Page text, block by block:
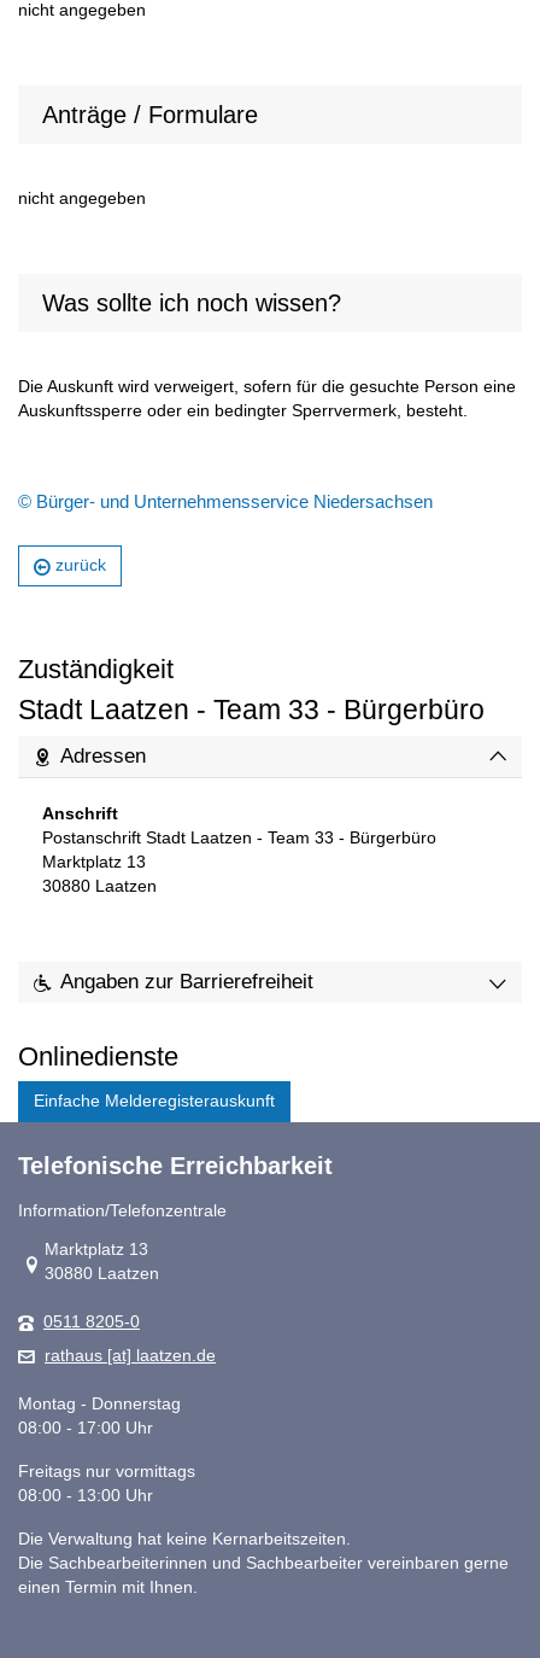
nicht angegeben
Anträge / Formulare
nicht angegeben
Was sollte ich noch wissen?
Die Auskunft wird verweigert, sofern für die gesuchte Person eine
Auskunftssperre oder ein bedingter Sperrvermerk, besteht.
© Bürger- und Unternehmensservice Niedersachsen
zurück
Zuständigkeit
Stadt Laatzen - Team 33 - Bürgerbüro
Adressen
Anschrift
Postanschrift Stadt Laatzen - Team 33 - Bürgerbüro
Marktplatz 13
30880 Laatzen
Angaben zur Barrierefreiheit
Onlinedienste
Einfache Melderegisterauskunft
Telefonische Erreichbarkeit
Information/Telefonzentrale
Link zur Google-Maps Navigation
Marktplatz 13
30880 Laatzen
0511 8205-0
rathaus [at] laatzen.de
Montag - Donnerstag
08:00 - 17:00 Uhr
Freitags nur vormittags
08:00 - 13:00 Uhr
Die Verwaltung hat keine Kernarbeitszeiten.
Die Sachbearbeiterinnen und Sachbearbeiter vereinbaren gerne
einen Termin mit Ihnen.